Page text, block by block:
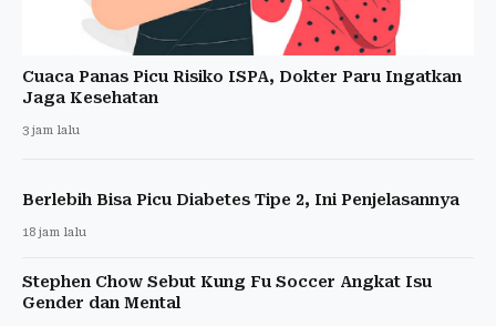
Cuaca Panas Picu Risiko ISPA, Dokter Paru Ingatkan
Jaga Kesehatan
3 jam lalu
Berlebih Bisa Picu Diabetes Tipe 2, Ini Penjelasannya
18 jam lalu
Stephen Chow Sebut Kung Fu Soccer Angkat Isu
Gender dan Mental